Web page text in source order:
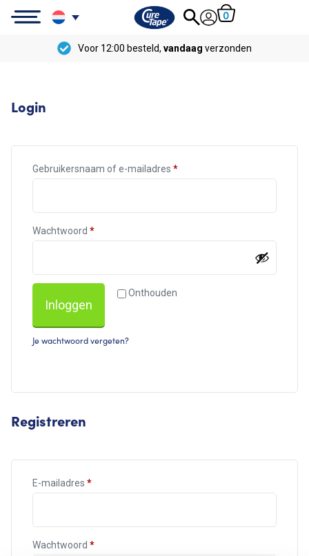
0
Voor 12:00 besteld, vandaag verzonden
Login
Gebruikersnaam of e-mailadres *
Wachtwoord *
Onthouden
Inloggen
Je wachtwoord vergeten?
Registreren
E-mailadres *
Wachtwoord *